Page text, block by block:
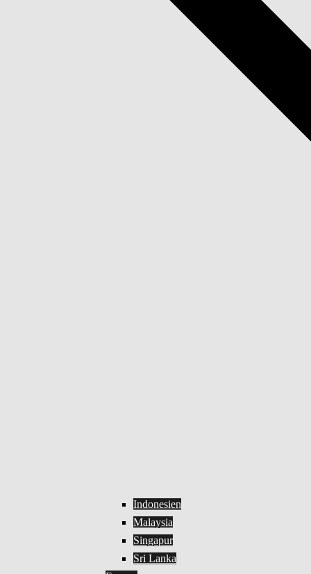
Indonesien
Malaysia
Singapur
Sri Lanka